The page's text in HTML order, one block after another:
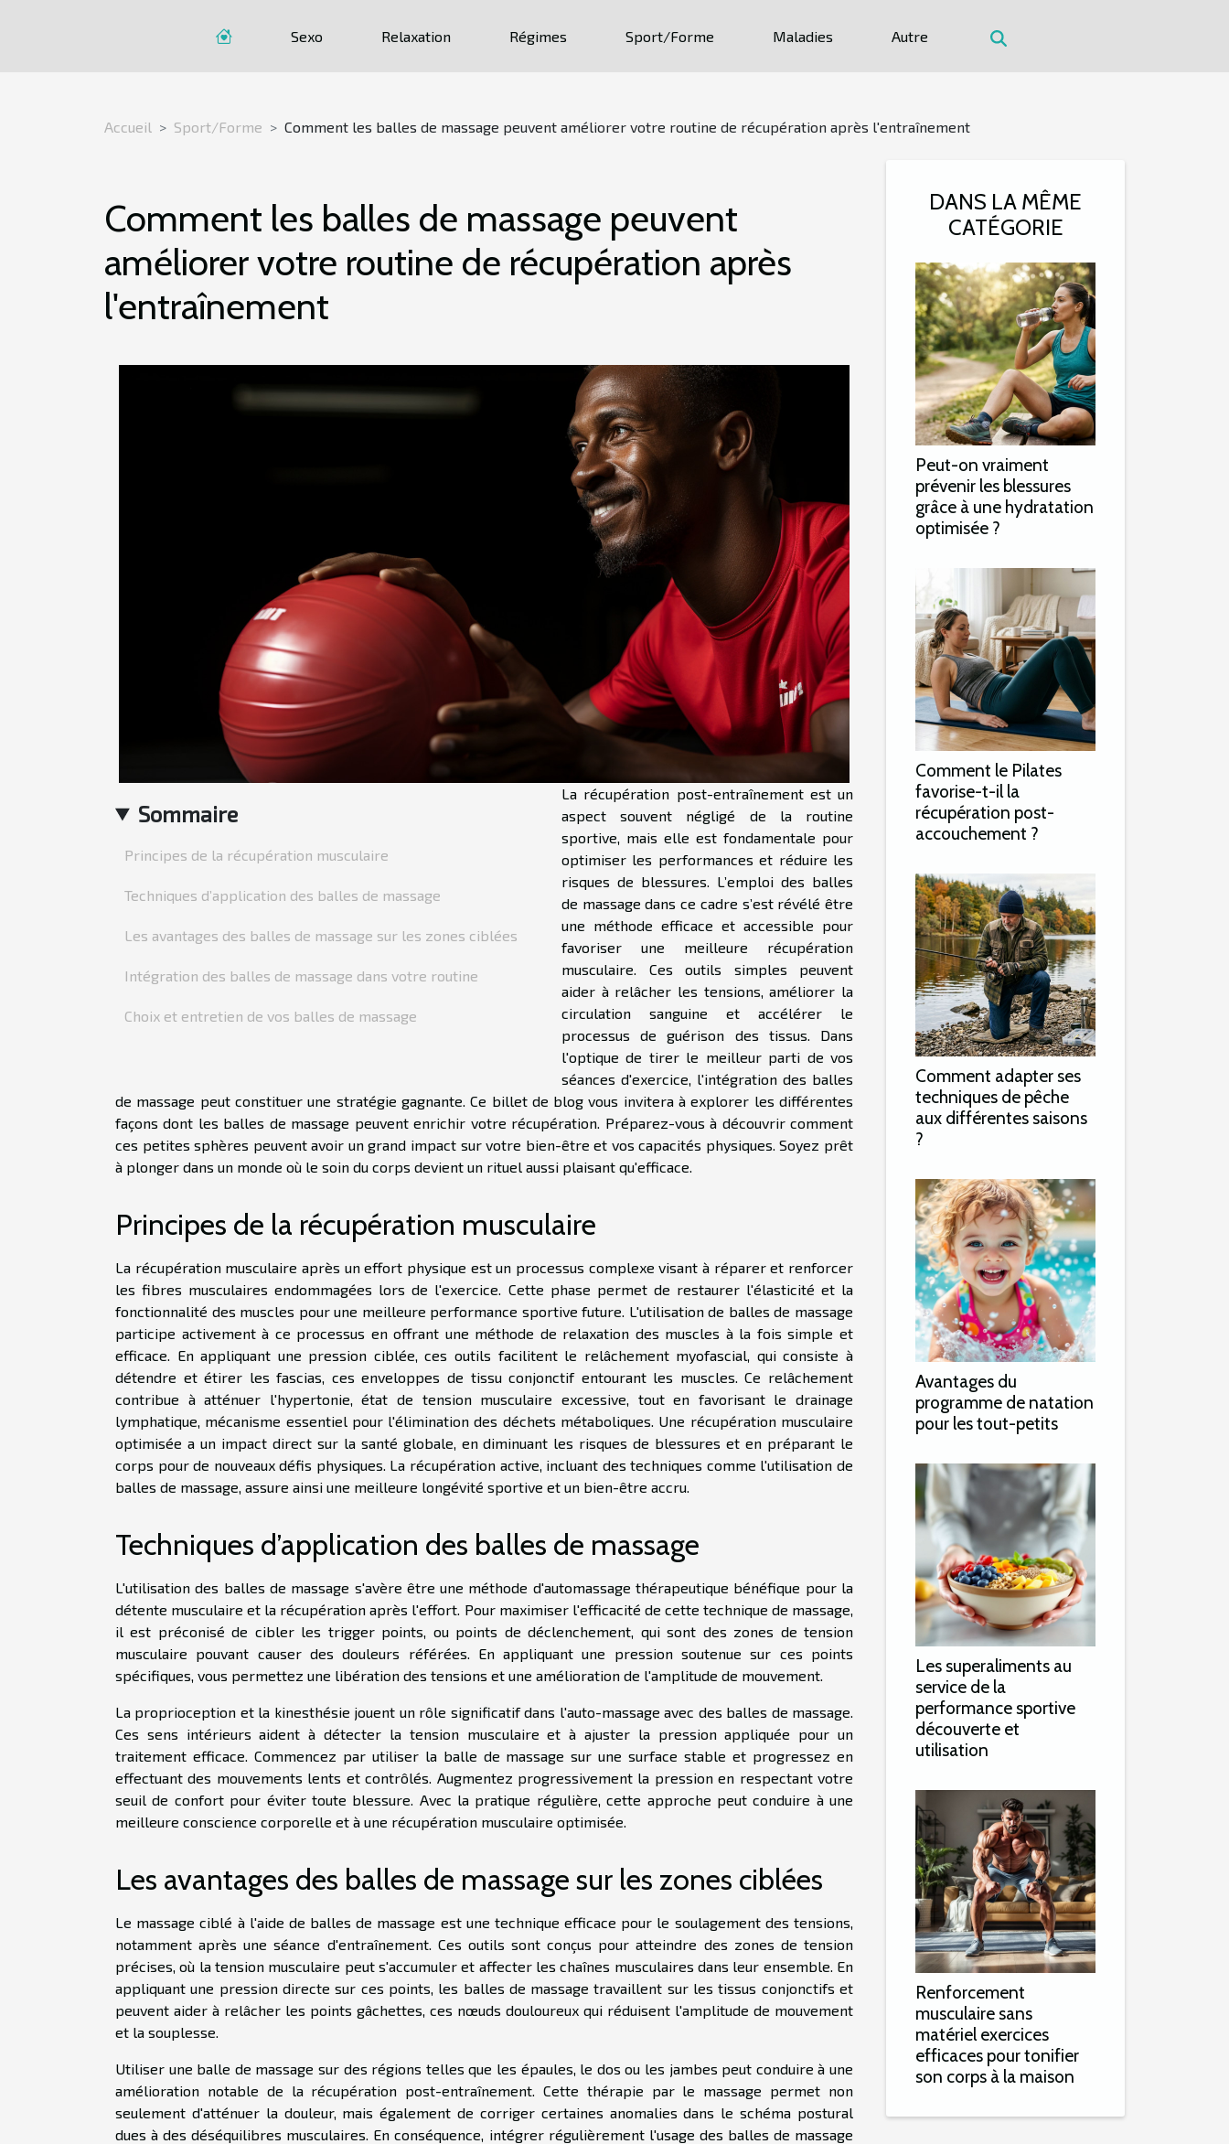
Sexo Relaxation Régimes Sport/Forme Maladies Autre
Accueil Sport/Forme Comment les balles de massage peuvent améliorer votre routine de récupération après l'entraînement
Comment les balles de massage peuvent
améliorer votre routine de récupération après
l'entraînement
Sommaire
Principes de la récupération musculaire
Techniques d’application des balles de massage
Les avantages des balles de massage sur les zones ciblées
Intégration des balles de massage dans votre routine
Choix et entretien de vos balles de massage
La récupération post-entraînement est un
aspect souvent négligé de la routine
sportive, mais elle est fondamentale pour
optimiser les performances et réduire les
risques de blessures. L’emploi des balles
de massage dans ce cadre s’est révélé être
une méthode efficace et accessible pour
favoriser une meilleure récupération
musculaire. Ces outils simples peuvent
aider à relâcher les tensions, améliorer la
circulation sanguine et accélérer le
processus de guérison des tissus. Dans
l'optique de tirer le meilleur parti de vos
séances d'exercice, l'intégration des balles
de massage peut constituer une stratégie gagnante. Ce billet de blog vous invitera à explorer les différentes
façons dont les balles de massage peuvent enrichir votre récupération. Préparez-vous à découvrir comment
ces petites sphères peuvent avoir un grand impact sur votre bien-être et vos capacités physiques. Soyez prêt
à plonger dans un monde où le soin du corps devient un rituel aussi plaisant qu'efficace.
Principes de la récupération musculaire
La récupération musculaire après un effort physique est un processus complexe visant à réparer et renforcer
les fibres musculaires endommagées lors de l'exercice. Cette phase permet de restaurer l'élasticité et la
fonctionnalité des muscles pour une meilleure performance sportive future. L'utilisation de balles de massage
participe activement à ce processus en offrant une méthode de relaxation des muscles à la fois simple et
efficace. En appliquant une pression ciblée, ces outils facilitent le relâchement myofascial, qui consiste à
détendre et étirer les fascias, ces enveloppes de tissu conjonctif entourant les muscles. Ce relâchement
contribue à atténuer l'hypertonie, état de tension musculaire excessive, tout en favorisant le drainage
lymphatique, mécanisme essentiel pour l'élimination des déchets métaboliques. Une récupération musculaire
optimisée a un impact direct sur la santé globale, en diminuant les risques de blessures et en préparant le
corps pour de nouveaux défis physiques. La récupération active, incluant des techniques comme l'utilisation de
balles de massage, assure ainsi une meilleure longévité sportive et un bien-être accru.
Techniques d’application des balles de massage
L'utilisation des balles de massage s'avère être une méthode d'automassage thérapeutique bénéfique pour la
détente musculaire et la récupération après l'effort. Pour maximiser l'efficacité de cette technique de massage,
il est préconisé de cibler les trigger points, ou points de déclenchement, qui sont des zones de tension
musculaire pouvant causer des douleurs référées. En appliquant une pression soutenue sur ces points
spécifiques, vous permettez une libération des tensions et une amélioration de l'amplitude de mouvement.
La proprioception et la kinesthésie jouent un rôle significatif dans l'auto-massage avec des balles de massage.
Ces sens intérieurs aident à détecter la tension musculaire et à ajuster la pression appliquée pour un
traitement efficace. Commencez par utiliser la balle de massage sur une surface stable et progressez en
effectuant des mouvements lents et contrôlés. Augmentez progressivement la pression en respectant votre
seuil de confort pour éviter toute blessure. Avec la pratique régulière, cette approche peut conduire à une
meilleure conscience corporelle et à une récupération musculaire optimisée.
Les avantages des balles de massage sur les zones ciblées
Le massage ciblé à l'aide de balles de massage est une technique efficace pour le soulagement des tensions,
notamment après une séance d'entraînement. Ces outils sont conçus pour atteindre des zones de tension
précises, où la tension musculaire peut s'accumuler et affecter les chaînes musculaires dans leur ensemble. En
appliquant une pression directe sur ces points, les balles de massage travaillent sur les tissus conjonctifs et
peuvent aider à relâcher les points gâchettes, ces nœuds douloureux qui réduisent l'amplitude de mouvement
et la souplesse.
Utiliser une balle de massage sur des régions telles que les épaules, le dos ou les jambes peut conduire à une
amélioration notable de la récupération post-entraînement. Cette thérapie par le massage permet non
seulement d'atténuer la douleur, mais également de corriger certaines anomalies dans le schéma postural
dues à des déséquilibres musculaires. En conséquence, intégrer régulièrement l'usage des balles de massage
DANS LA MÊME
CATÉGORIE
Peut-on vraiment
prévenir les blessures
grâce à une hydratation
optimisée ?
Comment le Pilates
favorise-t-il la
récupération post-
accouchement ?
Comment adapter ses
techniques de pêche
aux différentes saisons
?
Avantages du
programme de natation
pour les tout-petits
Les superaliments au
service de la
performance sportive
découverte et
utilisation
Renforcement
musculaire sans
matériel exercices
efficaces pour tonifier
son corps à la maison